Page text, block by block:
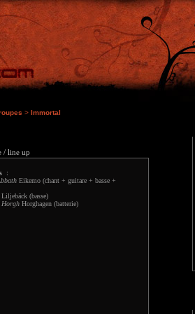
> Immortal
/ line up
:
Eikemo (chant + guitare + basse +
(basse)
Horgh Horghagen (batterie)